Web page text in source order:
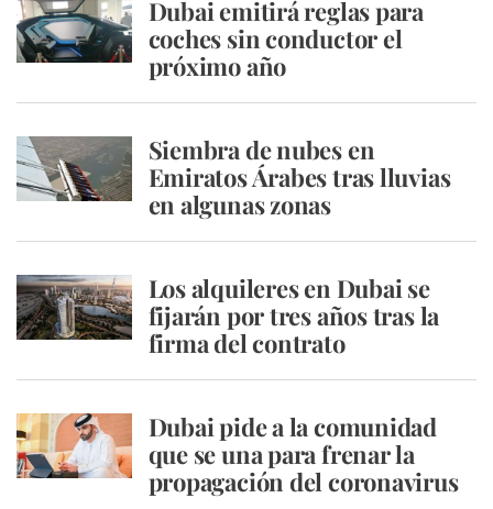
Dubai emitirá reglas para
coches sin conductor el
próximo año
Siembra de nubes en
Emiratos Árabes tras lluvias
en algunas zonas
Los alquileres en Dubai se
fijarán por tres años tras la
firma del contrato
Dubai pide a la comunidad
que se una para frenar la
propagación del coronavirus